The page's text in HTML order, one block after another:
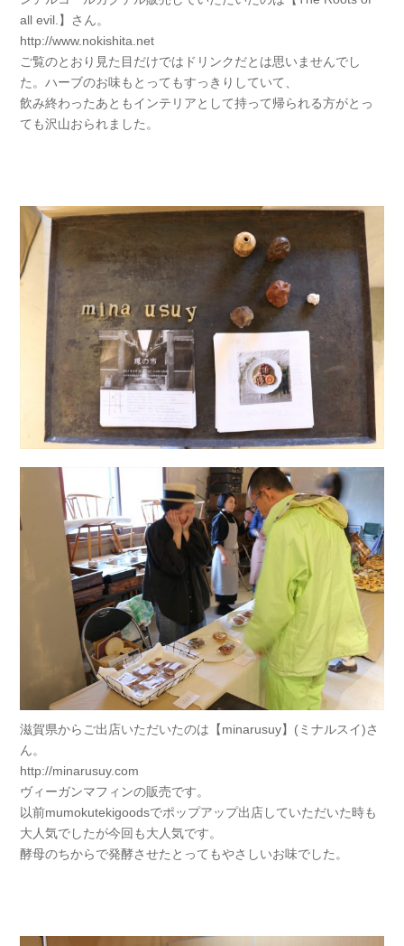
all evil.】さん。
http://www.nokishita.net
ご覧のとおり見た目だけではドリンクだとは思いませんでし
た。ハーブのお味もとってもすっきりしていて、
飲み終わったあともインテリアとして持って帰られる方がとっ
ても沢山おられました。
滋賀県からご出店いただいたのは【minarusuy】(ミナルスイ)さ
ん。
http://minarusuy.com
ヴィーガンマフィンの販売です。
以前mumokutekigoodsでポップアップ出店していただいた時も
大人気でしたが今回も大人気です。
酵母のちからで発酵させたとってもやさしいお味でした。